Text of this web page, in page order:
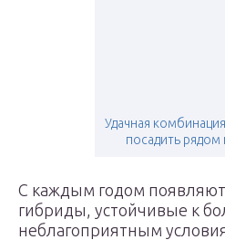
Удачная
посадить рядом
С каждым годом
гибриды, устойчивые к
неблагоприятным